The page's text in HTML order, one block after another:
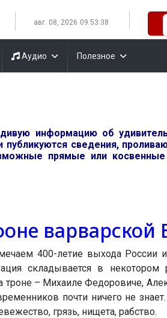
авг. 08, 2026 09:53:38
Аудио Полезное
информацию об
сведения,
прямые или косвенные
варварской
400-летие выхода России
складывается в
– Михаиле Федоровиче,
почти ничего не
грязь, нищета, рабство.